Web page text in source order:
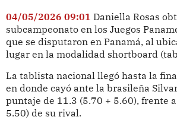
04/05/2026 09:01 Daniella Rosas
subcampeonato en los Juegos
que se disputaron en Panamá, al
lugar en la modalidad shortboard
La tablista nacional llegó hasta la
en donde cayó ante la brasileña
puntaje de 11.3 (5.70 + 5.60), frente
5.50) de su rival.